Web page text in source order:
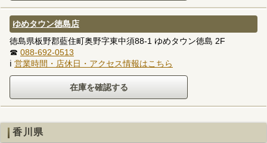
ゆめタウン徳島店
徳島県板野郡藍住町奥野字東中須88-1 ゆめタウン徳島 2F
☎ 088-692-0513
ℹ 営業時間・店休日・アクセス情報はこちら
香川県